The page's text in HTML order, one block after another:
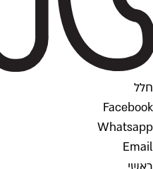
חלל
Facebook
Whatsapp
Email